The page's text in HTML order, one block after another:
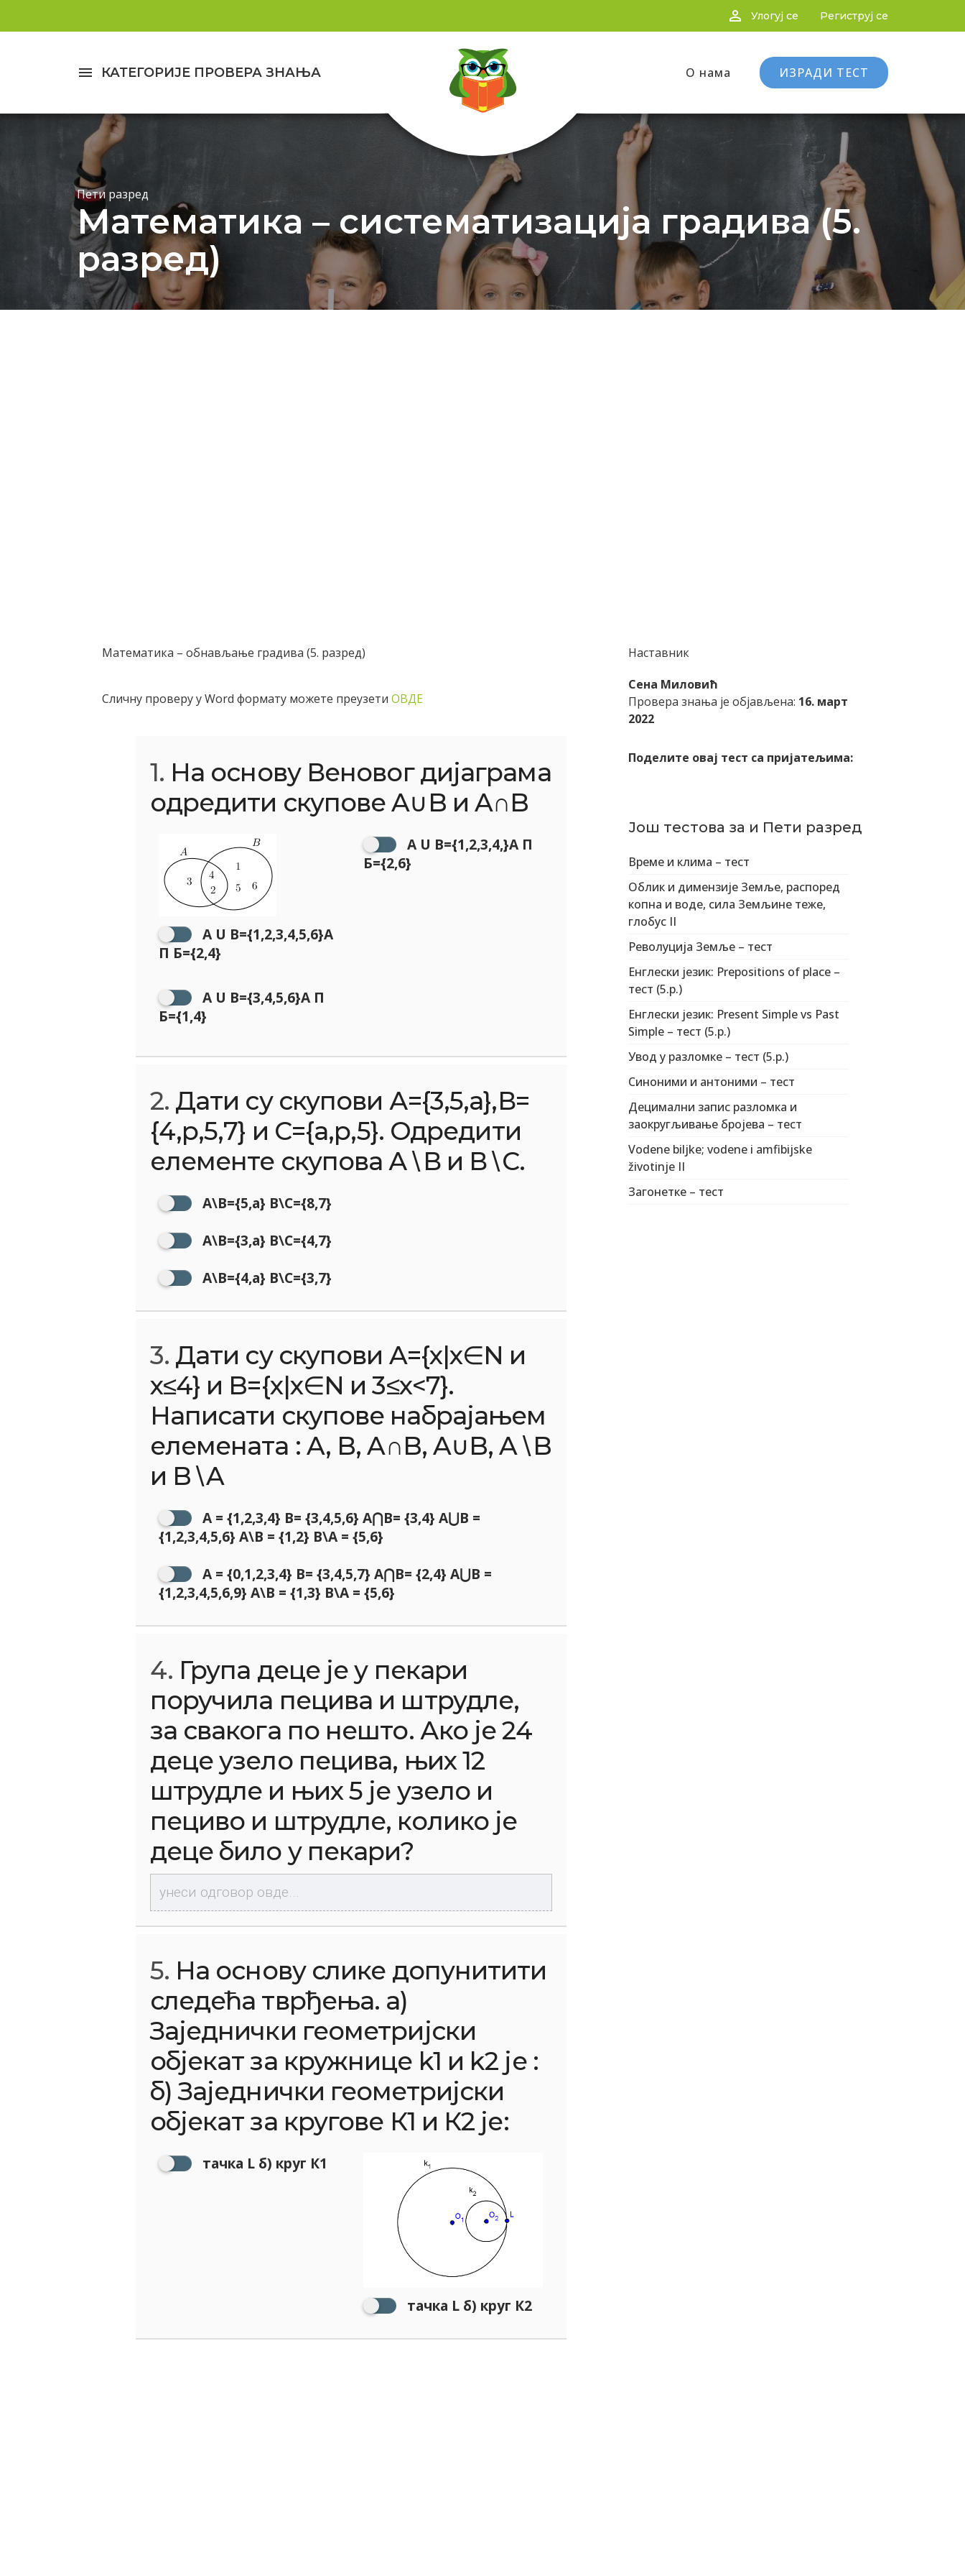
person_outline Улогуј се Региструј се
menu КАТЕГОРИЈЕ ПРОВЕРА ЗНАЊА О нама ИЗРАДИ ТЕСТ
Пети разред
Математика – систематизација градива (5.
разред)
Математика – обнављање градива (5. разред)
Сличну проверу у Word формату можете преузети ОВДЕ
1. На основу Веновог дијаграма
одредити скупове A∪B и A∩B
A U B={1,2,3,4,5,6}A
П Б={2,4}
A U B={1,2,3,4,}A П
Б={2,6}
A U B={3,4,5,6}A П
Б={1,4}
2. Дати су скупови А={3,5,a},В=
{4,p,5,7} и С={a,p,5}. Одредити
елементе скупова А∖В и В∖С.
A\B={5,a} B\C={8,7}
A\B={3,a} B\C={4,7}
A\B={4,a} B\C={3,7}
3. Дати су скупови A={x|x∈N и
x≤4} и B={x|x∈N и 3≤x<7}.
Написати скупове набрајањем
елемената : A, B, A∩B, A∪B, A∖B
и B∖A
A = {1,2,3,4} B= {3,4,5,6} A⋂B= {3,4} A⋃B =
{1,2,3,4,5,6} A\B = {1,2} B\A = {5,6}
A = {0,1,2,3,4} B= {3,4,5,7} A⋂B= {2,4} A⋃B =
{1,2,3,4,5,6,9} A\B = {1,3} B\A = {5,6}
4. Група деце је у пекари
поручила пецива и штрудле,
за свакога по нешто. Ако је 24
деце узело пецива, њих 12
штрудле и њих 5 је узело и
пециво и штрудле, колико је
деце било у пекари?
5. На основу слике допунитити
следећа тврђења. а)
Заједнички геометријски
објекат за кружнице k1 и k2 је :
б) Заједнички геометријски
објекат за кругове К1 и К2 је:
тачка L б) круг К1
тачка L б) круг К2
Наставник
Сена Миловић
Провера знања је објављена: 16. март
2022
Поделите овај тест са пријатељима:
Још тестова за и Пети разред
Време и клима – тест
Облик и димензије Земље, распоред
копна и воде, сила Земљине теже,
глобус II
Револуција Земље – тест
Енглески језик: Prepositions of place –
тест (5.р.)
Енглески језик: Present Simple vs Past
Simple – тест (5.р.)
Увод у разломке – тест (5.р.)
Синоними и антоними – тест
Децимални запис разломка и
заокругљивање бројева – тест
Vodene biljke; vodene i amfibijske
životinje II
Загонетке – тест